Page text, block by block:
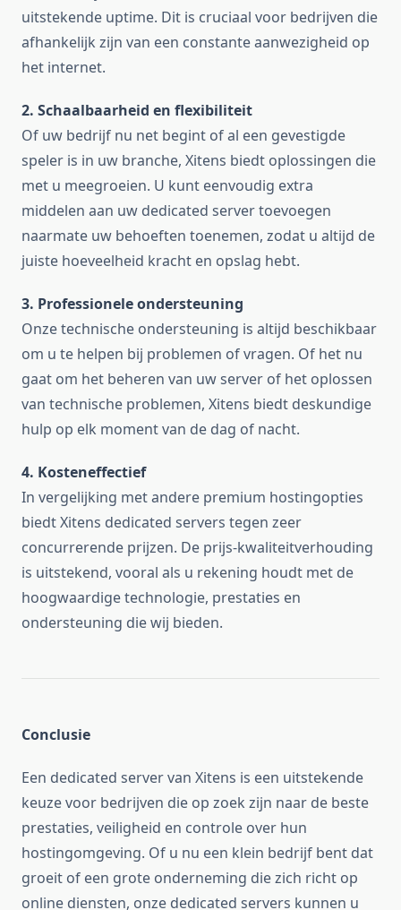
uitstekende uptime. Dit is cruciaal voor bedrijven die
afhankelijk zijn van een constante aanwezigheid op
het internet.
2. Schaalbaarheid en flexibiliteit
Of uw bedrijf nu net begint of al een gevestigde
speler is in uw branche, Xitens biedt oplossingen die
met u meegroeien. U kunt eenvoudig extra
middelen aan uw dedicated server toevoegen
naarmate uw behoeften toenemen, zodat u altijd de
juiste hoeveelheid kracht en opslag hebt.
3. Professionele ondersteuning
Onze technische ondersteuning is altijd beschikbaar
om u te helpen bij problemen of vragen. Of het nu
gaat om het beheren van uw server of het oplossen
van technische problemen, Xitens biedt deskundige
hulp op elk moment van de dag of nacht.
4. Kosteneffectief
In vergelijking met andere premium hostingopties
biedt Xitens dedicated servers tegen zeer
concurrerende prijzen. De prijs-kwaliteitverhouding
is uitstekend, vooral als u rekening houdt met de
hoogwaardige technologie, prestaties en
ondersteuning die wij bieden.
Conclusie
Een dedicated server van Xitens is een uitstekende
keuze voor bedrijven die op zoek zijn naar de beste
prestaties, veiligheid en controle over hun
hostingomgeving. Of u nu een klein bedrijf bent dat
groeit of een grote onderneming die zich richt op
online diensten, onze dedicated servers kunnen u